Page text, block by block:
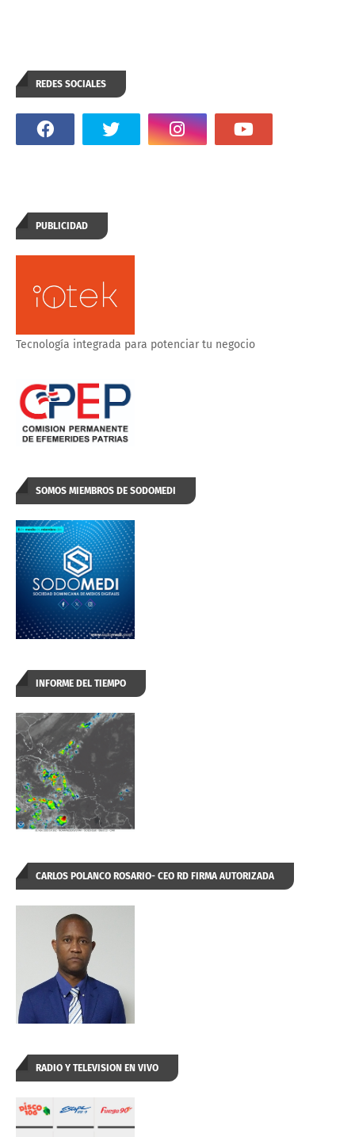
REDES SOCIALES
PUBLICIDAD
Tecnología integrada para potenciar tu negocio
SOMOS MIEMBROS DE SODOMEDI
INFORME DEL TIEMPO
CARLOS POLANCO ROSARIO- CEO RD FIRMA AUTORIZADA
RADIO Y TELEVISION EN VIVO